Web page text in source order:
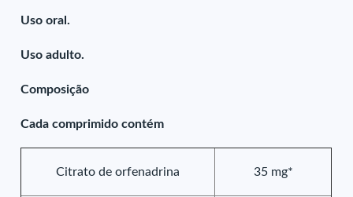
Uso oral.
Uso adulto.
Composição
Cada comprimido contém
Citrato de orfenadrina 35 mg*